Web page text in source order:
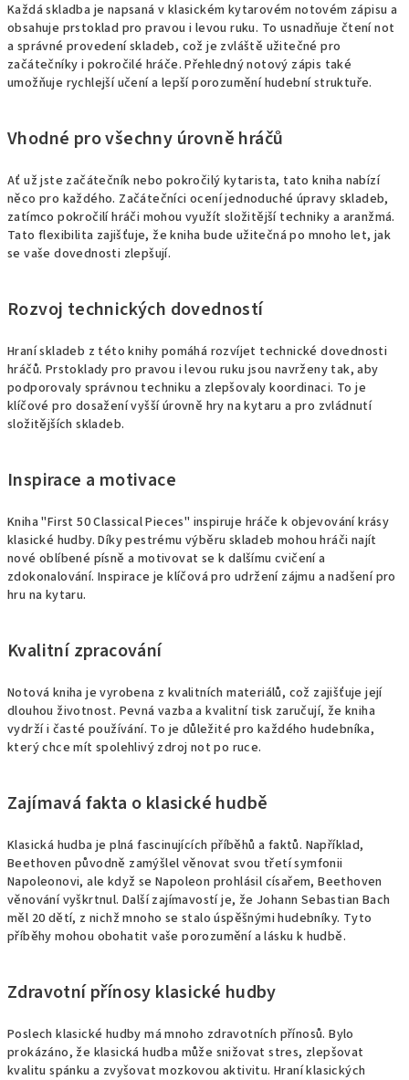
Každá skladba je napsaná v klasickém kytarovém notovém zápisu a
obsahuje prstoklad pro pravou i levou ruku. To usnadňuje čtení not
a správné provedení skladeb, což je zvláště užitečné pro
začátečníky i pokročilé hráče. Přehledný notový zápis také
umožňuje rychlejší učení a lepší porozumění hudební struktuře.
Vhodné pro všechny úrovně hráčů
Ať už jste začátečník nebo pokročilý kytarista, tato kniha nabízí
něco pro každého. Začátečníci ocení jednoduché úpravy skladeb,
zatímco pokročilí hráči mohou využít složitější techniky a aranžmá.
Tato flexibilita zajišťuje, že kniha bude užitečná po mnoho let, jak
se vaše dovednosti zlepšují.
Rozvoj technických dovedností
Hraní skladeb z této knihy pomáhá rozvíjet technické dovednosti
hráčů. Prstoklady pro pravou i levou ruku jsou navrženy tak, aby
podporovaly správnou techniku a zlepšovaly koordinaci. To je
klíčové pro dosažení vyšší úrovně hry na kytaru a pro zvládnutí
složitějších skladeb.
Inspirace a motivace
Kniha "First 50 Classical Pieces" inspiruje hráče k objevování krásy
klasické hudby. Díky pestrému výběru skladeb mohou hráči najít
nové oblíbené písně a motivovat se k dalšímu cvičení a
zdokonalování. Inspirace je klíčová pro udržení zájmu a nadšení pro
hru na kytaru.
Kvalitní zpracování
Notová kniha je vyrobena z kvalitních materiálů, což zajišťuje její
dlouhou životnost. Pevná vazba a kvalitní tisk zaručují, že kniha
vydrží i časté používání. To je důležité pro každého hudebníka,
který chce mít spolehlivý zdroj not po ruce.
Zajímavá fakta o klasické hudbě
Klasická hudba je plná fascinujících příběhů a faktů. Například,
Beethoven původně zamýšlel věnovat svou třetí symfonii
Napoleonovi, ale když se Napoleon prohlásil císařem, Beethoven
věnování vyškrtnul. Další zajímavostí je, že Johann Sebastian Bach
měl 20 dětí, z nichž mnoho se stalo úspěšnými hudebníky. Tyto
příběhy mohou obohatit vaše porozumění a lásku k hudbě.
Zdravotní přínosy klasické hudby
Poslech klasické hudby má mnoho zdravotních přínosů. Bylo
prokázáno, že klasická hudba může snižovat stres, zlepšovat
kvalitu spánku a zvyšovat mozkovou aktivitu. Hraní klasických